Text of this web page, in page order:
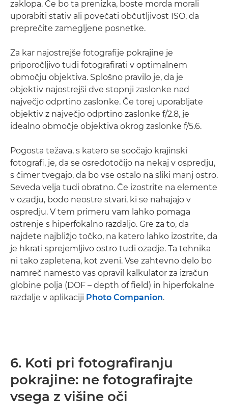
zaklopa. Če bo ta prenizka, boste morda morali
uporabiti stativ ali povečati občutljivost ISO, da
preprečite zamegljene posnetke.
Za kar najostrejše fotografije pokrajine je
priporočljivo tudi fotografirati v optimalnem
območju objektiva. Splošno pravilo je, da je
objektiv najostrejši dve stopnji zaslonke nad
največjo odprtino zaslonke. Če torej uporabljate
objektiv z največjo odprtino zaslonke f/2.8, je
idealno območje objektiva okrog zaslonke f/5.6.
Pogosta težava, s katero se soočajo krajinski
fotografi, je, da se osredotočijo na nekaj v ospredju,
s čimer tvegajo, da bo vse ostalo na sliki manj ostro.
Seveda velja tudi obratno. Če izostrite na elemente
v ozadju, bodo neostre stvari, ki se nahajajo v
ospredju. V tem primeru vam lahko pomaga
ostrenje s hiperfokalno razdaljo. Gre za to, da
najdete najbližjo točko, na katero lahko izostrite, da
je hkrati sprejemljivo ostro tudi ozadje. Ta tehnika
ni tako zapletena, kot zveni. Vse zahtevno delo bo
namreč namesto vas opravil kalkulator za izračun
globine polja (DOF – depth of field) in hiperfokalne
razdalje v aplikaciji Photo Companion.
6. Koti pri fotografiranju
pokrajine: ne fotografirajte
vsega z višine oči